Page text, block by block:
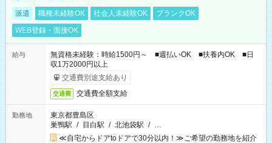
派遣 職種未経験OK 社会人未経験OK
ブランクOK
WEB登録・面接OK
給与
無資格未経験：時給1500円～ ■週払いOK ■扶養内OK ■日
収1万2000円以上
交通費別途支給あり
交通費 交通費全額支給
勤務地
東京都豊島区
巣鴨駅 / 目白駅 / 北池袋駅 / …
≪自宅からドアtoドアで30分以内！≫ご希望の勤務地を紹介